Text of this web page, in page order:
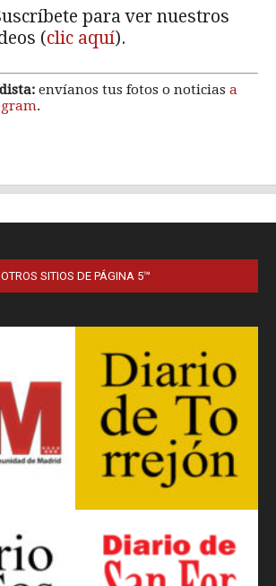
OTROS SITIOS DE PÁGINA 5™